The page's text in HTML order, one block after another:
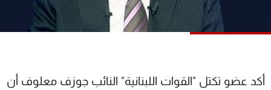
أكد عضو تكتل "القوات اللبنانية" النائب جوزف معلوف أن
جدول البرامج